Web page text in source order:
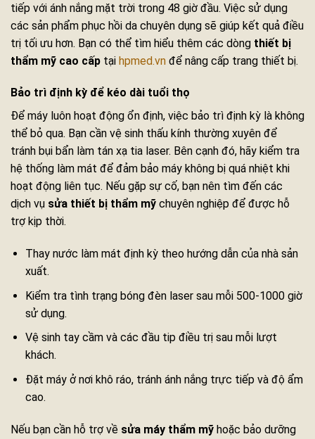
tiếp với ánh nắng mặt trời trong 48 giờ đầu. Việc sử dụng
các sản phẩm phục hồi da chuyên dụng sẽ giúp kết quả điều
trị tối ưu hơn. Bạn có thể tìm hiểu thêm các dòng thiết bị
thẩm mỹ cao cấp tại hpmed.vn để nâng cấp trang thiết bị.
Bảo trì định kỳ để kéo dài tuổi thọ
Để máy luôn hoạt động ổn định, việc bảo trì định kỳ là không
thể bỏ qua. Bạn cần vệ sinh thấu kính thường xuyên để
tránh bụi bẩn làm tán xạ tia laser. Bên cạnh đó, hãy kiểm tra
hệ thống làm mát để đảm bảo máy không bị quá nhiệt khi
hoạt động liên tục. Nếu gặp sự cố, bạn nên tìm đến các
dịch vụ sửa thiết bị thẩm mỹ chuyên nghiệp để được hỗ
trợ kịp thời.
Thay nước làm mát định kỳ theo hướng dẫn của nhà sản
xuất.
Kiểm tra tình trạng bóng đèn laser sau mỗi 500-1000 giờ
sử dụng.
Vệ sinh tay cầm và các đầu tip điều trị sau mỗi lượt
khách.
Đặt máy ở nơi khô ráo, tránh ánh nắng trực tiếp và độ ẩm
cao.
Nếu bạn cần hỗ trợ về sửa máy thẩm mỹ hoặc bảo dưỡng